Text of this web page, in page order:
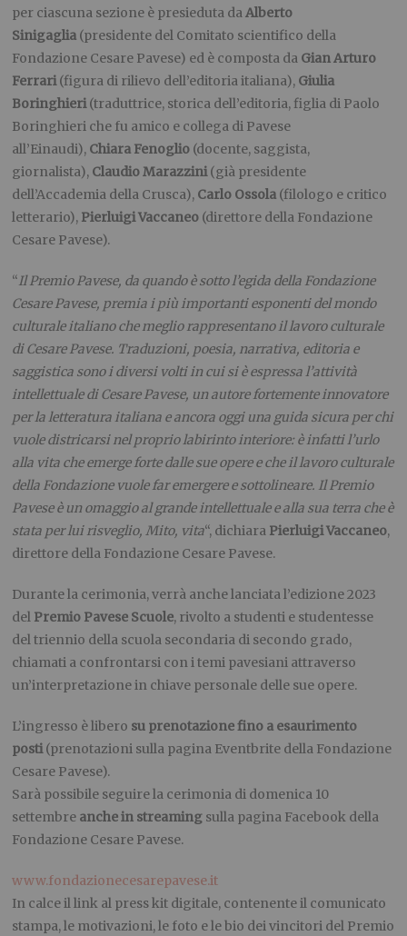
per ciascuna sezione è presieduta daAlberto
Sinigaglia (presidente del Comitato scientifico della
Fondazione Cesare Pavese) ed è composta da Gian Arturo
Ferrari(figura di rilievo dell’editoria italiana), Giulia
Boringhieri(traduttrice, storica dell’editoria, figlia di Paolo
Boringhieri che fu amico e collega di Pavese
all’Einaudi), Chiara Fenoglio (docente, saggista,
giornalista), Claudio Marazzini(già presidente
dell’Accademia della Crusca), Carlo Ossola (filologo e critico
letterario), Pierluigi Vaccaneo (direttore della Fondazione
Cesare Pavese).
“Il Premio Pavese, da quando è sotto l’egida della Fondazione
Cesare Pavese, premia i più importanti esponenti del mondo
culturale italiano che meglio rappresentano il lavoro culturale
di Cesare Pavese. Traduzioni, poesia, narrativa, editoria e
saggistica sono i diversi volti in cui si è espressa l’attività
intellettuale di Cesare Pavese, un autore fortemente innovatore
per la letteratura italiana e ancora oggi una guida sicura per chi
vuole districarsi nel proprio labirinto interiore: è infatti l’urlo
alla vita che emerge forte dalle sue opere e che il lavoro culturale
della Fondazione vuole far emergere e sottolineare. Il Premio
Pavese è un omaggio al grande intellettuale e alla sua terra che è
stata per lui risveglio, Mito, vita“, dichiara Pierluigi Vaccaneo,
direttore della Fondazione Cesare Pavese.
Durante la cerimonia, verrà anche lanciata l’edizione 2023
del Premio Pavese Scuole, rivolto a studenti e studentesse
del triennio della scuola secondaria di secondo grado,
chiamati a confrontarsi con i temi pavesiani attraverso
un’interpretazione in chiave personale delle sue opere.
L’ingresso è libero su prenotazione fino a esaurimento
posti(prenotazioni sulla pagina Eventbrite della Fondazione
Cesare Pavese).
Sarà possibile seguire la cerimonia di domenica 10
settembre anche in streaming sulla pagina Facebook della
Fondazione Cesare Pavese.
www.fondazionecesarepavese.it
In calce il link al press kit digitale, contenente il comunicato
stampa, le motivazioni, le foto e le bio dei vincitori del Premio